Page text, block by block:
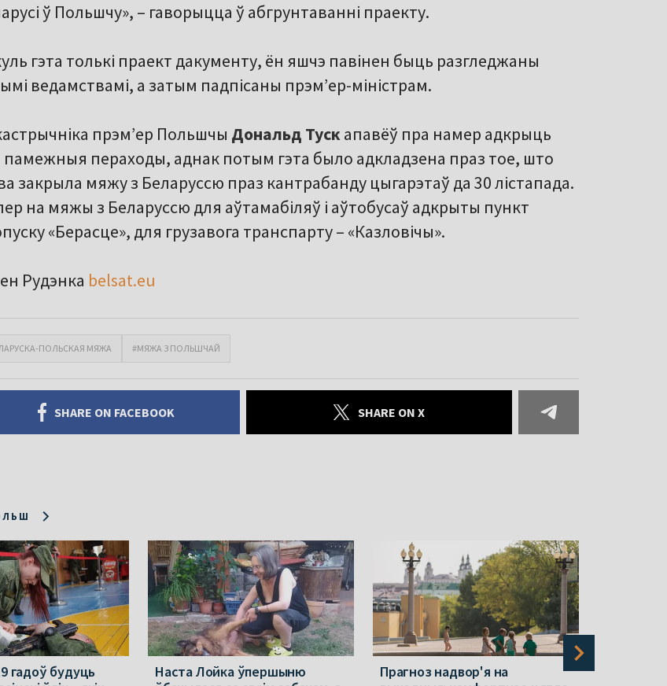
ў Польшчу», – гаворыцца ў абгрунтаванні праекту.
гэта толькі праект дакументу, ён яшчэ павінен быць разгледжаны
ведамствамі, а затым падпісаны прэмʼер-міністрам.
прэмʼер Польшчы Дональд Тускапавёў пра намер адкрыць
памежныя пераходы, аднак потым гэта было адкладзена праз тое, што
закрыла мяжу з Беларуссю праз кантрабанду цыгарэтаў да 30 лістапада.
на мяжы з Беларуссю для аўтамабіляў і аўтобусаў адкрыты пункт
«Берасце», для грузавога транспарту – «Казловічы».
Рудэнка belsat.eu
ПОЛЬСКАЯ МЯЖА #МЯЖА З ПОЛЬШЧАЙ
SHARE ON FACEBOOK SHARE ON X
гадоў будуць
Наста Лойка ўпершыню
Прагноз надвор'я на